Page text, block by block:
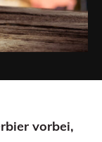
vorbei,